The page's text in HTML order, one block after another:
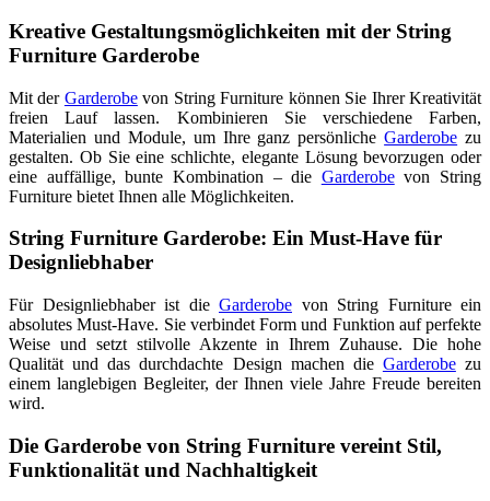
Kreative Gestaltungsmöglichkeiten mit der String
Furniture Garderobe
Mit der Garderobevon String Furniture können Sie Ihrer Kreativität
freien Lauf lassen. Kombinieren Sie verschiedene Farben,
Materialien und Module, um Ihre ganz persönlicheGarderobe zu
gestalten. Ob Sie eine schlichte, elegante Lösung bevorzugen oder
eine auffällige, bunte Kombination – die Garderobevon String
Furniture bietet Ihnen alle Möglichkeiten.
String Furniture Garderobe: Ein Must-Have für
Designliebhaber
Für Designliebhaber ist die Garderobe von String Furniture ein
absolutes Must-Have. Sie verbindet Form und Funktion auf perfekte
Weise und setzt stilvolle Akzente in Ihrem Zuhause. Die hohe
Qualität und das durchdachte Design machen die Garderobezu
einem langlebigen Begleiter, der Ihnen viele Jahre Freude bereiten
wird.
Die Garderobe von String Furniture vereint Stil,
Funktionalität und Nachhaltigkeit